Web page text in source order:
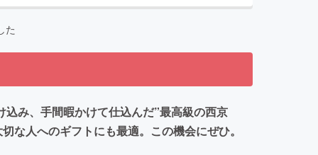
た
み、手間暇かけて仕込んだ”最高級の西京
な人へのギフトにも最適。この機会にぜひ。